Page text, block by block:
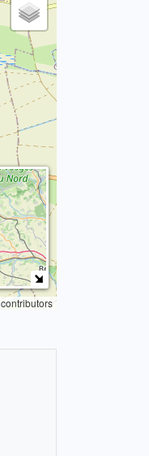
contributors